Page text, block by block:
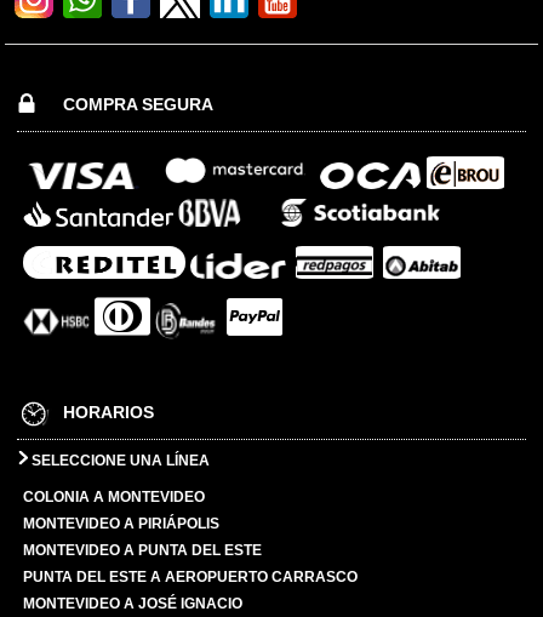
COMPRA SEGURA
HORARIOS
SELECCIONE UNA LÍNEA
COLONIA A MONTEVIDEO
MONTEVIDEO A PIRIÁPOLIS
MONTEVIDEO A PUNTA DEL ESTE
PUNTA DEL ESTE A AEROPUERTO CARRASCO
MONTEVIDEO A JOSÉ IGNACIO